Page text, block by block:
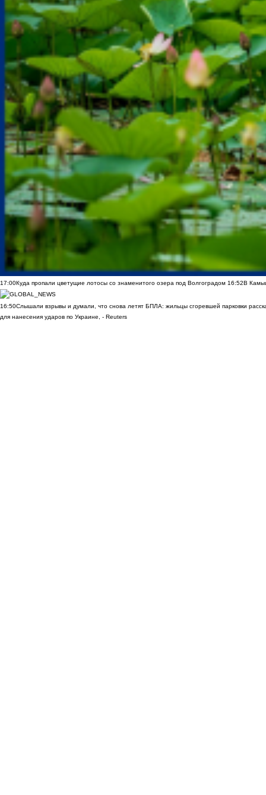
17:00Куда пропали цветущие лотосы со знаменитого озера под Волгоградом 16:52В
16:50Слышали взрывы и думали, что снова летят БПЛА: жильцы сгоревшей парковки
для нанесения ударов по Украине, - Reuters